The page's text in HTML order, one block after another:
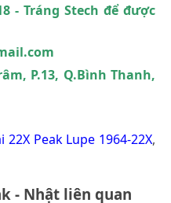
- Tráng Stech để được
P.13, Q.Bình Thanh,
Peak Lupe 1964-22X,
- Nhật liên quan